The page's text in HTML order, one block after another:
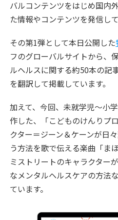
バルコンテンツをはじめ国内
た情報やコンテンツを発信して
その第1弾として本日公開した
フのグローバルサイトから、
ルヘルスに関する約50本の記
を翻訳して掲載しています。
加えて、今回、未就学児～小
作した、「こどものけんりプ
クター＝ジーン＆ケーンが日
う方法を歌で伝える楽曲「ま
ミストリートのキャラクター
なメンタルヘルスケアの方法
ています。